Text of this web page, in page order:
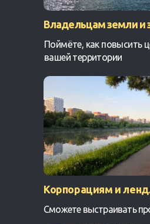
Сможете выстраивать
Корпорациям и
Поймёте, как повысить
вашей территории
Владельцам земли и